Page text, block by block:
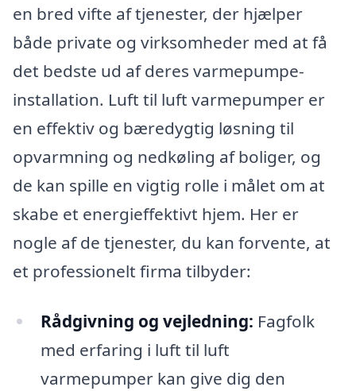
en bred vifte af tjenester, der hjælper
både private og virksomheder med at få
det bedste ud af deres varmepumpe-
installation. Luft til luft varmepumper er
en effektiv og bæredygtig løsning til
opvarmning og nedkøling af boliger, og
de kan spille en vigtig rolle i målet om at
skabe et energieffektivt hjem. Her er
nogle af de tjenester, du kan forvente, at
et professionelt firma tilbyder:
Rådgivning og vejledning: Fagfolk
med erfaring i luft til luft
varmepumper kan give dig den